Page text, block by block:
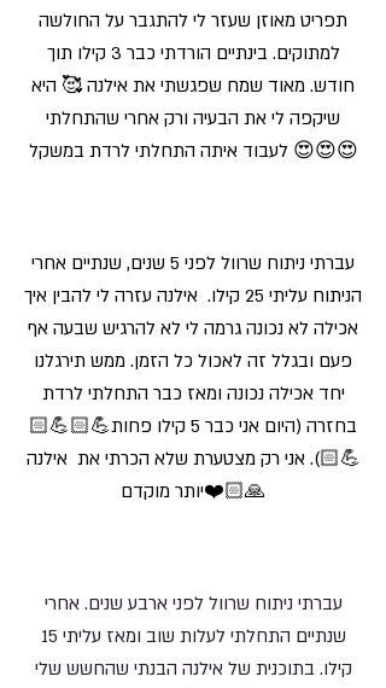
תפריט מאוזן שעזר לי להתגבר על החולשה
למתוקים. בינתיים הורדתי כבר 3 קילו תוך
חודש. מאוד שמח שפגשתי את אילנה 🥰 היא
שיקפה לי את הבעיה ורק אחרי שהתחלתי
לעבוד איתה התחלתי לרדת במשקל 😍😍😍
עברתי ניתוח שרוול לפני 5 שנים, שנתיים אחרי
הניתוח עליתי 25 קילו. אילנה עזרה לי להבין איך
אכילה לא נכונה גרמה לי לא להרגיש שבעה אף
פעם ובגלל זה לאכול כל הזמן. ממש תירגלנו
יחד אכילה נכונה ומאז כבר התחלתי לרדת
בחזרה (היום אני כבר 5 קילו פחות💪🏻💪🏻
💪🏻). אני רק מצטערת שלא הכרתי את אילנה
יותר מוקדם❤️🙏🏻
עברתי ניתוח שרוול לפני ארבע שנים. אחרי
שנתיים התחלתי לעלות שוב ומאז עליתי 15
קילו. בתוכנית של אילנה הבנתי שהחשש שלי